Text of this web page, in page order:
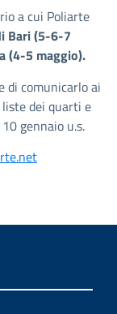
a cui Poliarte
Bari (5-6-7
(4-5 maggio).
di comunicarlo ai
dei quarti e
gennaio u.s.